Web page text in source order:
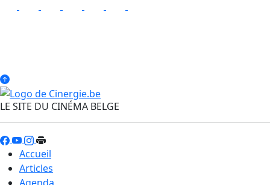
LE SITE DU CINÉMA BELGE
Accueil
Articles